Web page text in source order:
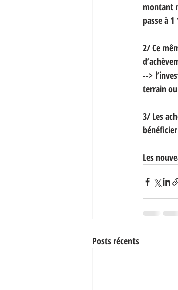
montant
passe à 1
2/ Ce
-->
terrain
3/ Les
Les
Posts récents